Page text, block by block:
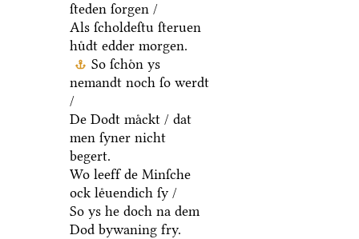
ſteden ſorgen /
Als ſcholdeſtu ſteruen
huͤdt edder morgen.
So ſchoͤn ys
nemandt noch ſo werdt
/
De Dodt maͤckt / dat
men ſyner nicht
begert.
Wo leeff de Minſche
ock leͤuendich ſy /
So ys he doch na dem
Dod bywaning fry.